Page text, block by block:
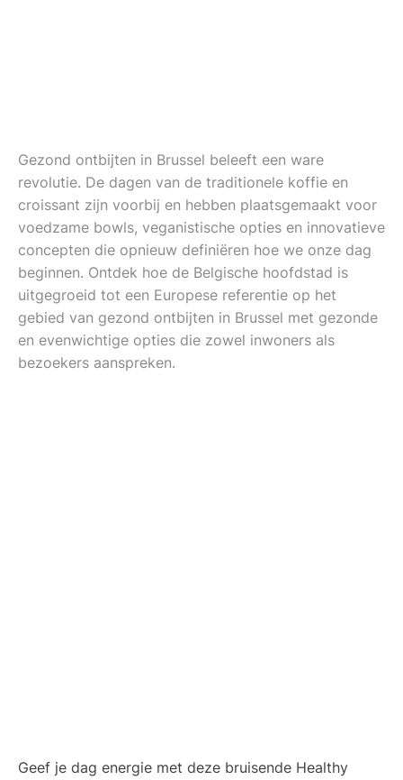
Gezond ontbijten in Brussel beleeft een ware
revolutie. De dagen van de traditionele koffie en
croissant zijn voorbij en hebben plaatsgemaakt voor
voedzame bowls, veganistische opties en innovatieve
concepten die opnieuw definiëren hoe we onze dag
beginnen. Ontdek hoe de Belgische hoofdstad is
uitgegroeid tot een Europese referentie op het
gebied van gezond ontbijten in Brussel met gezonde
en evenwichtige opties die zowel inwoners als
bezoekers aanspreken.
Geef je dag energie met deze bruisende Healthy